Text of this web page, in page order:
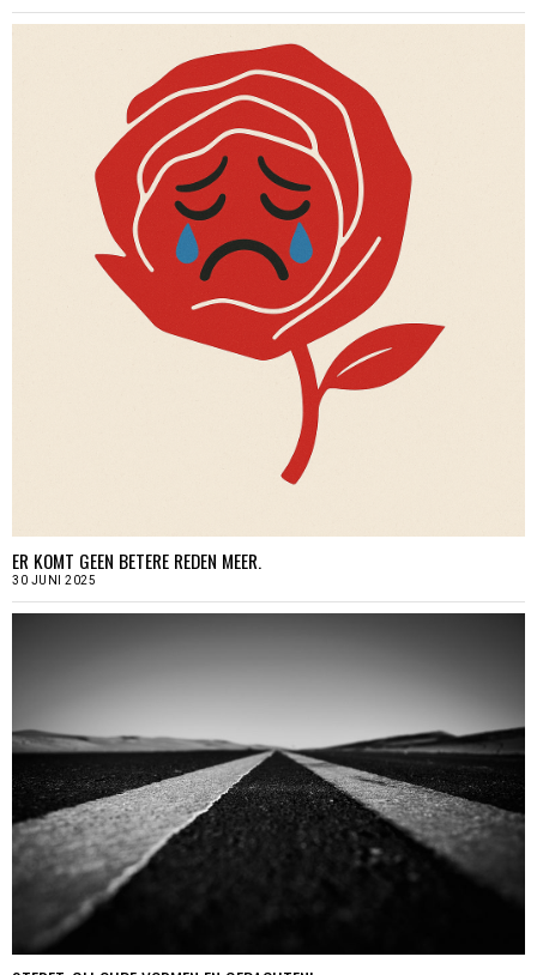
ER KOMT GEEN BETERE REDEN MEER.
30 JUNI 2025